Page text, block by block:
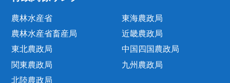
農林水産省
農林水産省畜産局
東北農政局
関東農政局
北陸農政局
東海農政局
近畿農政局
中国四国農政局
九州農政局